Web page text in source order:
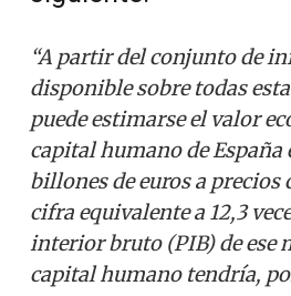
“A partir del conjunto de
disponible sobre todas
puede estimarse el valor
capital humano de España
billones de euros a precios
cifra equivalente a 12,3
interior bruto (PIB) de ese
capital humano tendría,